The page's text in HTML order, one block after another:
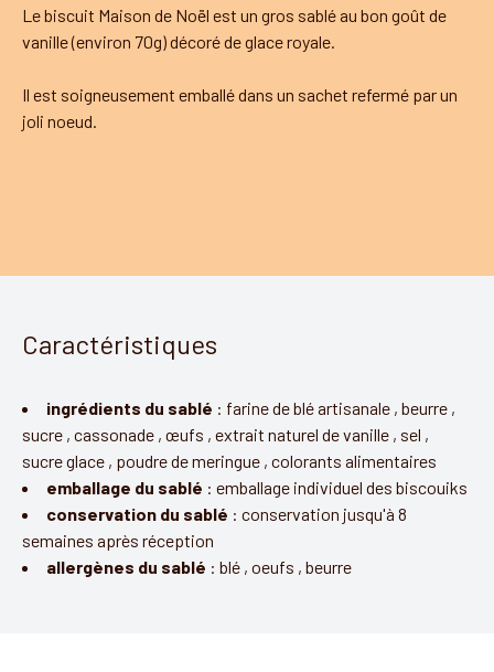
Le biscuit Maison de Noël est un gros sablé au bon goût de
vanille (environ 70g) décoré de glace royale.
Il est soigneusement emballé dans un sachet refermé par un
joli noeud.
Caractéristiques
ingrédients du sablé : farine de blé artisanale , beurre ,
sucre , cassonade , œufs , extrait naturel de vanille , sel ,
sucre glace , poudre de meringue , colorants alimentaires
emballage du sablé : emballage individuel des biscouiks
conservation du sablé : conservation jusqu'à 8
semaines après réception
allergènes du sablé : blé , oeufs , beurre